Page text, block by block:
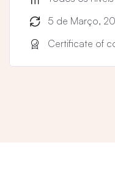
– Roda astrológica
5 de Março,
Certificate of